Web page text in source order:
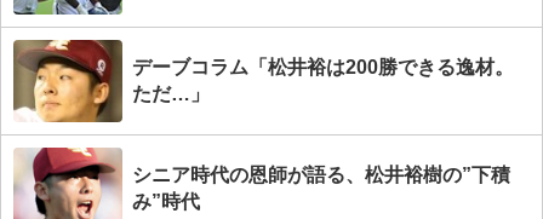
デーブコラム「松井裕は200勝できる逸材。
ただ…」
シニア時代の恩師が語る、松井裕樹の”下積
み”時代